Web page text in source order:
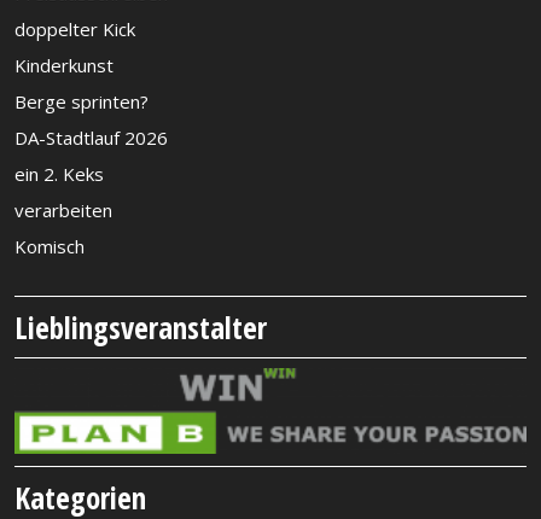
doppelter Kick
Kinderkunst
Berge sprinten?
DA-Stadtlauf 2026
ein 2. Keks
verarbeiten
Komisch
Lieblingsveranstalter
Kategorien